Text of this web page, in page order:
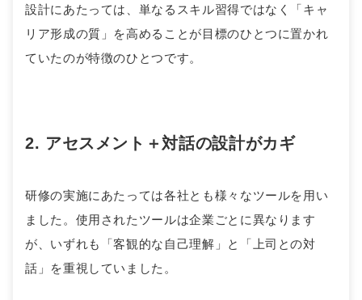
設計にあたっては、単なるスキル習得ではなく「キャ
リア形成の質」を高めることが目標のひとつに置かれ
ていたのが特徴のひとつです。
2. アセスメント＋対話の設計がカギ
研修の実施にあたっては各社とも様々なツールを用い
ました。使用されたツールは企業ごとに異なります
が、いずれも「客観的な自己理解」と「上司との対
話」を重視していました。